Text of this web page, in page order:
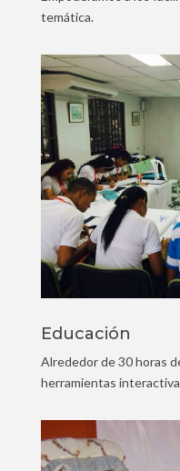
temática.
Educación
Alrededor de 30 horas
herramientas